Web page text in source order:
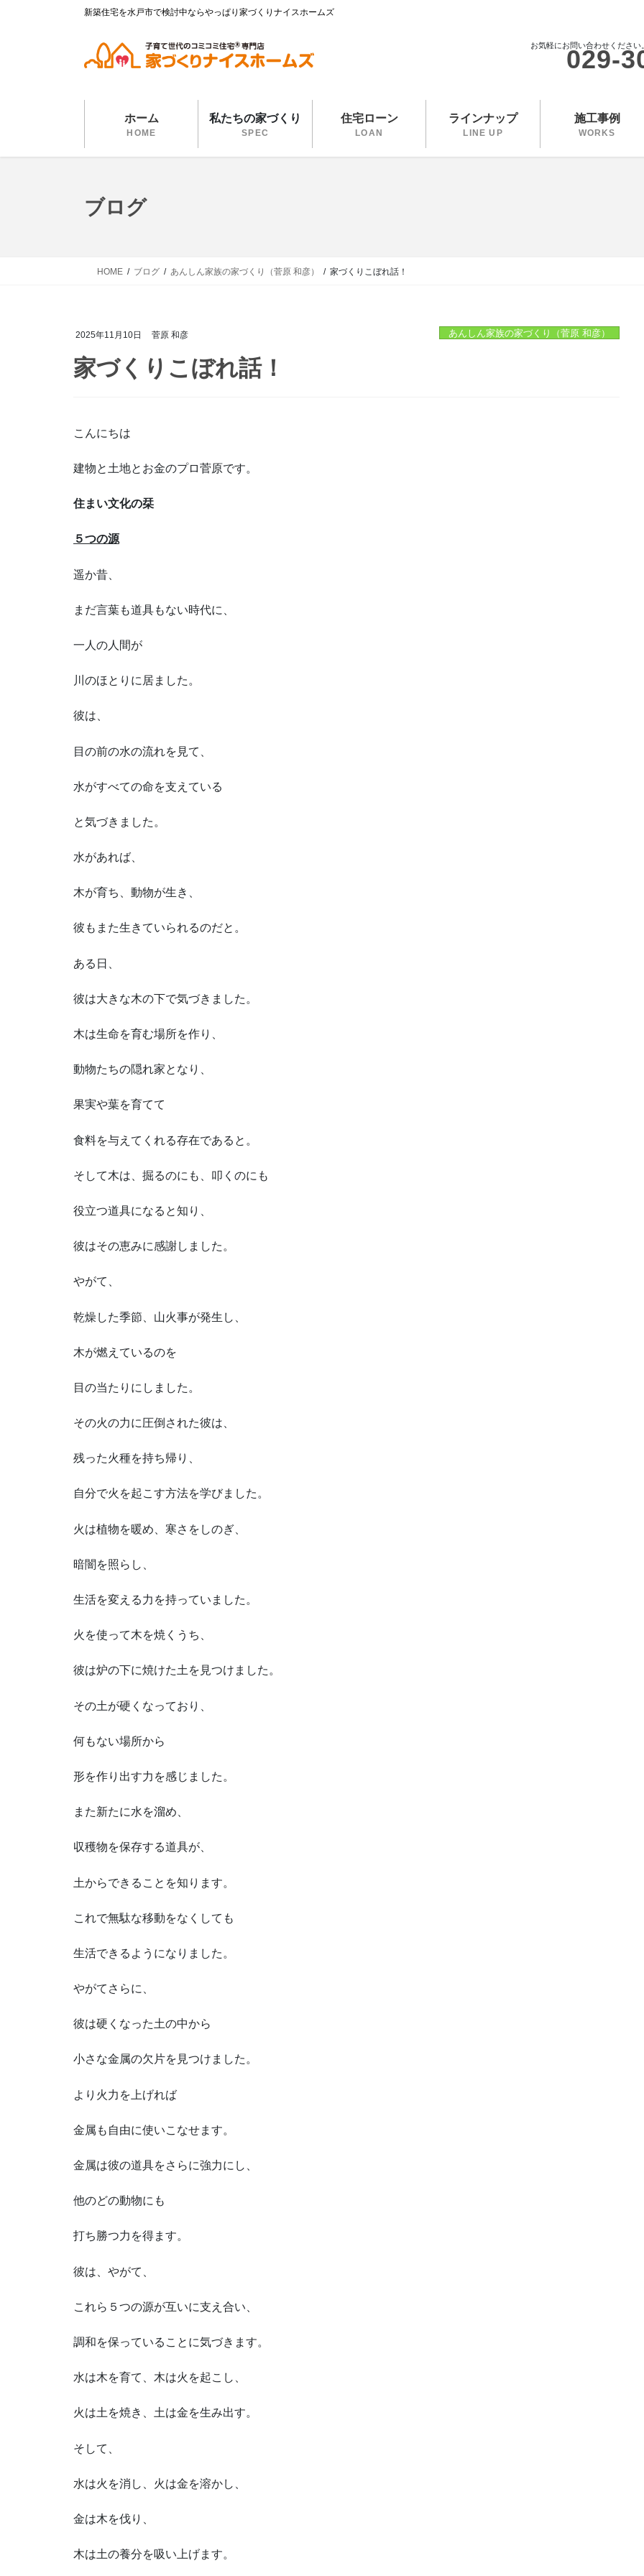
新築住宅を水戸市で検討中ならやっぱり家づくりナイスホームズ
お気軽にお問い合わせください
029-
ホーム
HOME
私たちの家づくり
SPEC
住宅ローン
LOAN
ラインナップ
LINE UP
施工事例
WORKS
ブログ
HOME ブログ あんしん家族の家づくり（菅原 和彦） 家づくりこぼれ話！
2025年11月10日 菅原 和彦 あんしん家族の家づくり（菅原 和彦）
家づくりこぼれ話！
こんにちは
建物と土地とお金のプロ菅原です。
住まい文化の栞
５つの源
遥か昔、
まだ言葉も道具もない時代に、
一人の人間が
川のほとりに居ました。
彼は、
目の前の水の流れを見て、
水がすべての命を支えている
と気づきました。
水があれば、
木が育ち、動物が生き、
彼もまた生きていられるのだと。
ある日、
彼は大きな木の下で気づきました。
木は生命を育む場所を作り、
動物たちの隠れ家となり、
果実や葉を育てて
食料を与えてくれる存在であると。
そして木は、掘るのにも、叩くのにも
役立つ道具になると知り、
彼はその恵みに感謝しました。
やがて、
乾燥した季節、山火事が発生し、
木が燃えているのを
目の当たりにしました。
その火の力に圧倒された彼は、
残った火種を持ち帰り、
自分で火を起こす方法を学びました。
火は植物を暖め、寒さをしのぎ、
暗闇を照らし、
生活を変える力を持っていました。
火を使って木を焼くうち、
彼は炉の下に焼けた土を見つけました。
その土が硬くなっており、
何もない場所から
形を作り出す力を感じました。
また新たに水を溜め、
収穫物を保存する道具が、
土からできることを知ります。
これで無駄な移動をなくしても
生活できるようになりました。
やがてさらに、
彼は硬くなった土の中から
小さな金属の欠片を見つけました。
より火力を上げれば
金属も自由に使いこなせます。
金属は彼の道具をさらに強力にし、
他のどの動物にも
打ち勝つ力を得ます。
彼は、やがて、
これら５つの源が互いに支え合い、
調和を保っていることに気づきます。
水は木を育て、木は火を起こし、
火は土を焼き、土は金を生み出す。
そして、
水は火を消し、火は金を溶かし、
金は木を伐り、
木は土の養分を吸い上げます。